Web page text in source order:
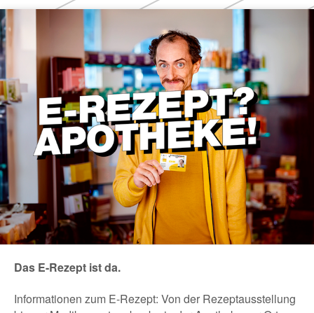
Das E-Rezept ist da.
Informationen zum E-Rezept: Von der Rezeptausstellung